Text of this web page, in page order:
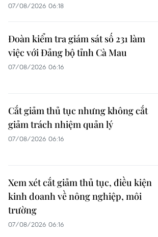
07/08/2026 06:18
Đoàn kiểm tra giám sát số 231 làm
việc với Đảng bộ tỉnh Cà Mau
07/08/2026 06:16
Cắt giảm thủ tục nhưng không cắt
giảm trách nhiệm quản lý
07/08/2026 06:16
Xem xét cắt giảm thủ tục, điều kiện
kinh doanh về nông nghiệp, môi
trường
07/08/2026 06:16